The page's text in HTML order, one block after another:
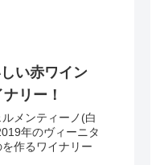
い赤ワイン
リー！
メンティーノ(白
年のヴィーニタ
作るワイナリー